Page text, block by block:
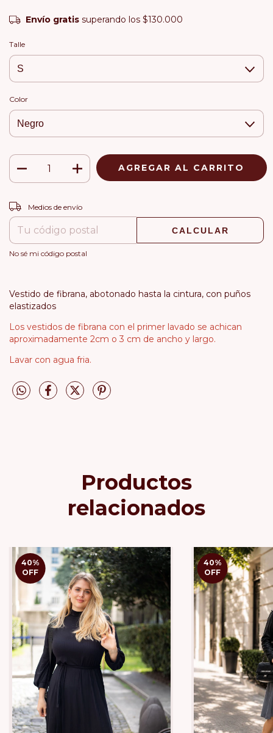
Envío gratis superando los $130.000
Talle
Color
Entregas para el CP:
Medios de envío
CALCULAR
No sé mi código postal
Vestido de fibrana, abotonado hasta la cintura, con puños
elastizados
Los vestidos de fibrana con el primer lavado se achican
aproximadamente 2cm o 3 cm de ancho y largo.
Lavar con agua fria.
Productos
relacionados
40%
OFF
40%
OFF